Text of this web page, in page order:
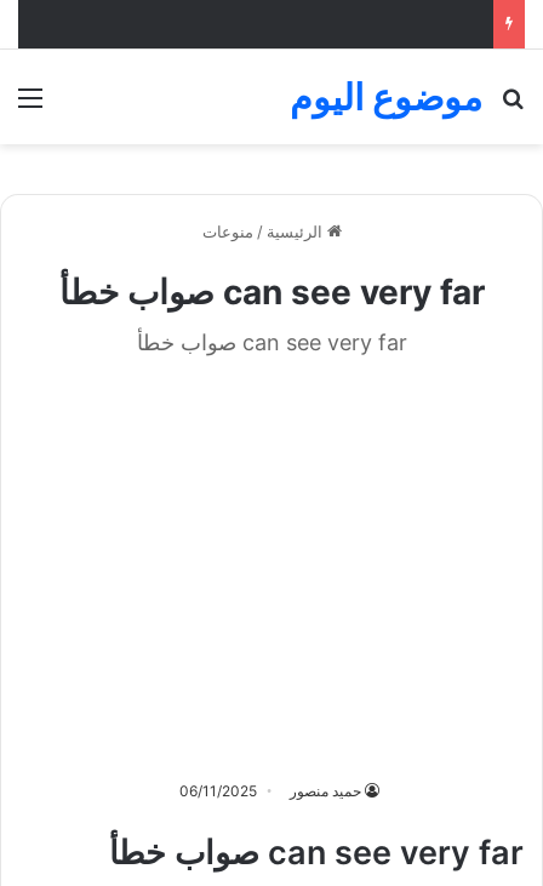
موضوع اليوم
بحث عن
الرئيسية / منوعات
can see very far صواب خطأ
can see very far صواب خطأ
حميد منصور 06/11/2025
can see very far صواب خطأ